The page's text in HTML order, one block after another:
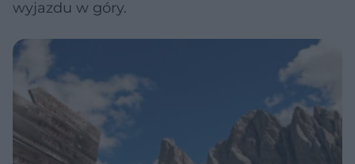
wyjazdu w góry.